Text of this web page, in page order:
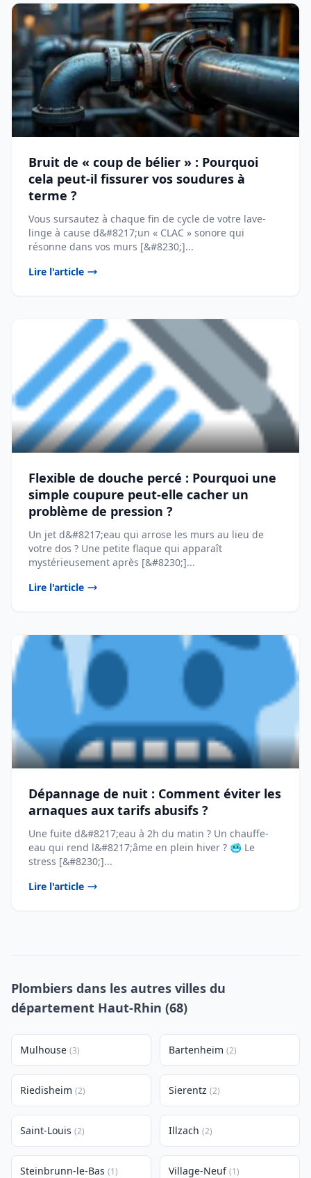
Bruit de « coup de bélier » : Pourquoi
cela peut-il fissurer vos soudures à
terme ?
Vous sursautez à chaque fin de cycle de votre lave-
linge à cause d&#8217;un « CLAC » sonore qui
résonne dans vos murs [&#8230;]...
Lire l'article
Flexible de douche percé : Pourquoi une
simple coupure peut-elle cacher un
problème de pression ?
Un jet d&#8217;eau qui arrose les murs au lieu de
votre dos ? Une petite flaque qui apparaît
mystérieusement après [&#8230;]...
Lire l'article
Dépannage de nuit : Comment éviter les
arnaques aux tarifs abusifs ?
Une fuite d&#8217;eau à 2h du matin ? Un chauffe-
eau qui rend l&#8217;âme en plein hiver ? 🥶 Le
stress [&#8230;]...
Lire l'article
Plombiers dans les autres villes du
département Haut-Rhin (68)
Mulhouse (3) Bartenheim (2)
Riedisheim (2) Sierentz (2)
Saint-Louis (2) Illzach (2)
Steinbrunn-le-Bas (1) Village-Neuf (1)